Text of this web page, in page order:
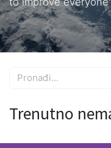
Trenutno